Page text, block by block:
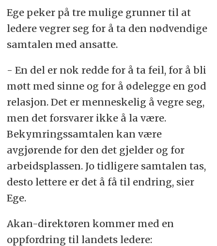
Ege peker på tre mulige grunner til at
ledere vegrer seg for å ta den nødvendige
samtalen med ansatte.
- En del er nok redde for å ta feil, for å bli
møtt med sinne og for å ødelegge en god
relasjon. Det er menneskelig å vegre seg,
men det forsvarer ikke å la være.
Bekymringssamtalen kan være
avgjørende for den det gjelder og for
arbeidsplassen. Jo tidligere samtalen tas,
desto lettere er det å få til endring, sier
Ege.
Akan-direktøren kommer med en
oppfordring til landets ledere: